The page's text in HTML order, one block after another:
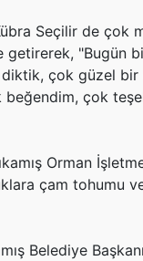
Seçilir de çok
getirerek, "Bugün
diktik, çok güzel
beğendim, çok
Orman
çam tohumu ve
Belediye